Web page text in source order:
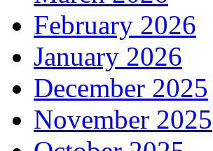
February 2026
January 2026
December 2025
November 2025